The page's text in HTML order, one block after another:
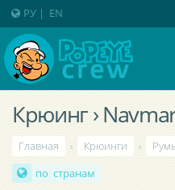
Крюинг ›
Главная › Крюинги ›
по странам
РУ | EN